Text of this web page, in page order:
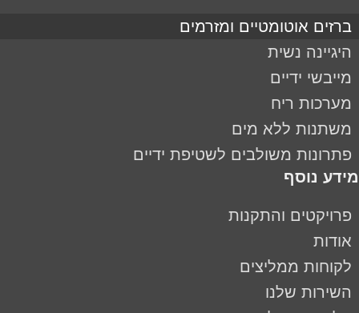
ברזים אוטומטיים ומזרמים
היגיינה נשית
מייבשי ידיים
מערכות ריח
משתנות ללא מים
פתרונות משולבים לשטיפת ידיים
מידע נוסף
פרויקטים והתקנות
אודות
לקוחות ממליצים
השירות שלנו